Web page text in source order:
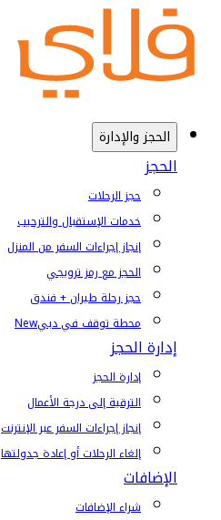
الحجز والإدارة
الحجز
حجز الرحلات
خدمات الإستقبال والترحيب
إنجاز إجراءات السفر من المنزل
الحجز مع رمز ترويجي
حجز رحلة طيران + فندق
محطة توقف في دبيNew
إدارة الحجز
إدارة الحجز
الترقية إلى درجة الأعمال
إنجاز إجراءات السفر عبر الإنترنت
إلغاء الرحلات أو إعادة جدولتها
الإضافات
شراء الإضافات